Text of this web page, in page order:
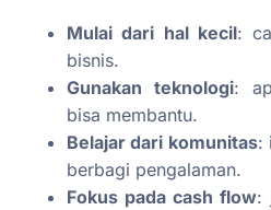
Mulai dari hal kecil:
bisnis.
Gunakan teknologi:
bisa membantu.
Belajar dari komunitas:
berbagi pengalaman.
Fokus pada cash flow: